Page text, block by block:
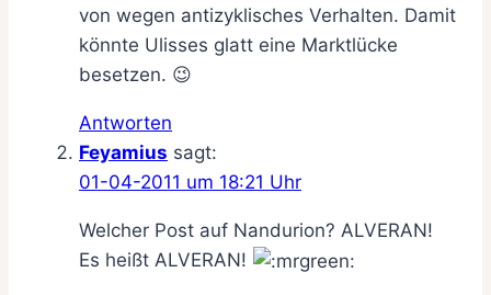
von wegen antizyklisches Verhalten. Damit
könnte Ulisses glatt eine Marktlücke
besetzen. 😉
Antworten
Feyamius sagt:
01-04-2011 um 18:21 Uhr
Welcher Post auf Nandurion? ALVERAN!
Es heißt ALVERAN!